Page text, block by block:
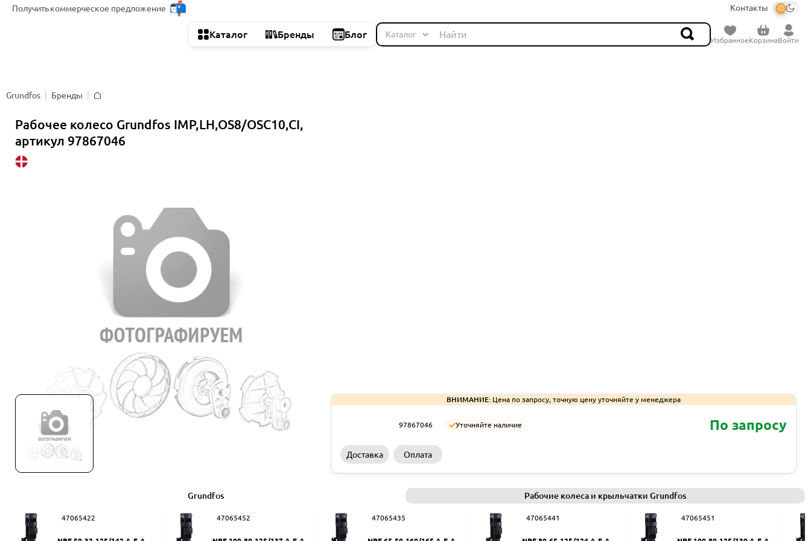
Получитькоммерческое предложение Контакты
Каталог Бренды Блог
ИзбранноеКорзинаВойти
Grundfos
Бренды
Рабочее колесо Grundfos IMP,LH,OS8/OSC10,CI,
артикул 97867046
ВНИМАНИЕ:Цена по запросу, точную цену уточняйте у менеджера
97867046 Уточняйте наличие По запросу
Доставка Оплата
Grundfos Рабочие колеса и крыльчатки Grundfos
47065422 47065452 47065435 47065441 47065451